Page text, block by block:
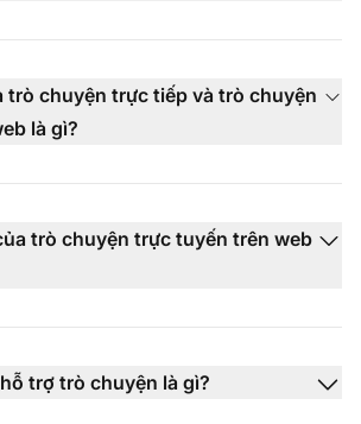
trò chuyện trực tiếp và trò chuyện
là gì?
trò chuyện trực tuyến trên web
trợ trò chuyện là gì?